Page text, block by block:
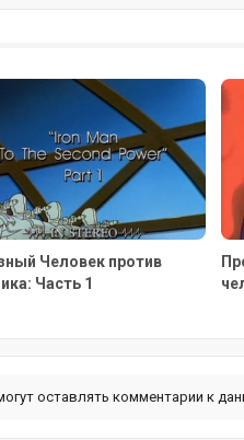
Человек против
Часть 1
могут оставлять комментарии к